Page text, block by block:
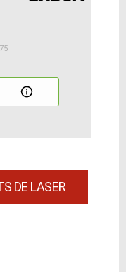
75
DE LASER